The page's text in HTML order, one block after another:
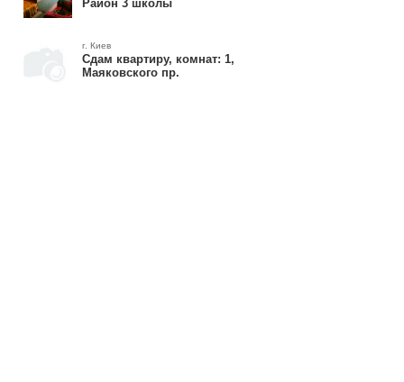
Район 3 школы
г. Киев
Сдам квартиру, комнат: 1,
Маяковского пр.